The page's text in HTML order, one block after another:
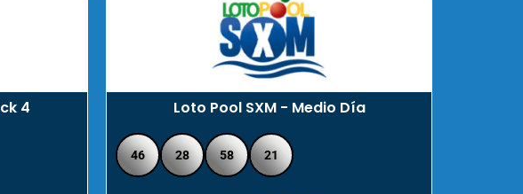
4 Loto Pool SXM - Medio Día
46 28 58 21